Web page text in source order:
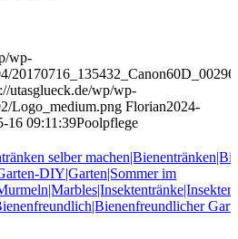
wp-
utasglueck.de/wp/wp-
Logo_medium.png Florian2024-
16 09:11:39Poolpflege